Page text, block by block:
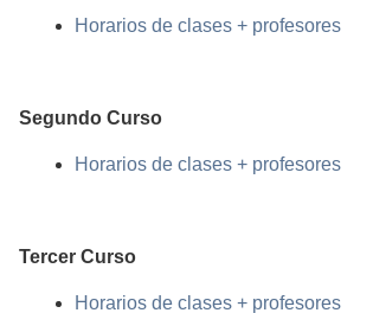
Horarios de clases + profesores
Segundo Curso
Horarios de clases + profesores
Tercer Curso
Horarios de clases + profesores